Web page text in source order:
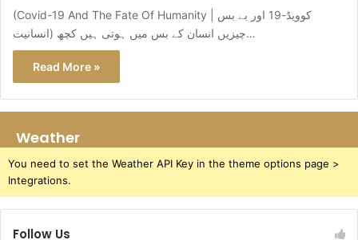
(Covid-19 And The Fate Of Humanity | کوویڈ-19 اور بے بس
انسانیت) چیزیں انسان کے بس میں ہوتی ہیں کچھ…
Read More »
Weather
You need to set the Weather API Key in the theme options page >
Integrations.
Follow Us